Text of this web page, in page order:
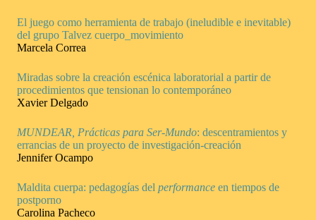
El juego como herramienta de trabajo (ineludible e inevitable)
del grupo Talvez cuerpo_movimiento
Marcela Correa
Miradas sobre la creación escénica laboratorial a partir de
procedimientos que tensionan lo contemporáneo
Xavier Delgado
MUNDEAR, Prácticas para Ser-Mundo: descentramientos y
errancias de un proyecto de investigación-creación
Jennifer Ocampo
Maldita cuerpa: pedagogías del performance en tiempos de
postporno
Carolina Pacheco